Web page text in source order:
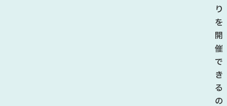
り
を
開
催
で
き
る
の